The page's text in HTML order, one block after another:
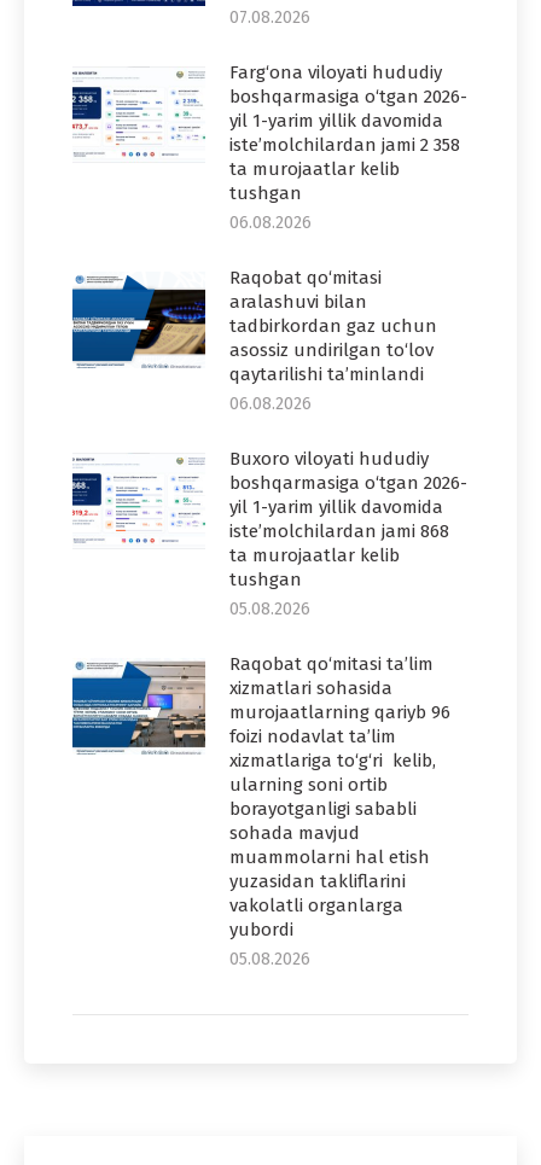
07.08.2026
Farg‘ona viloyati hududiy
boshqarmasiga o‘tgan 2026-
yil 1-yarim yillik davomida
iste’molchilardan jami 2 358
ta murojaatlar kelib
tushgan
06.08.2026
Raqobat qo‘mitasi
aralashuvi bilan
tadbirkordan gaz uchun
asossiz undirilgan to‘lov
qaytarilishi ta’minlandi
06.08.2026
Buxoro viloyati hududiy
boshqarmasiga o‘tgan 2026-
yil 1-yarim yillik davomida
iste’molchilardan jami 868
ta murojaatlar kelib
tushgan
05.08.2026
Raqobat qo‘mitasi ta’lim
xizmatlari sohasida
murojaatlarning qariyb 96
foizi nodavlat ta’lim
xizmatlariga to‘g‘ri kelib,
ularning soni ortib
borayotganligi sababli
sohada mavjud
muammolarni hal etish
yuzasidan takliflarini
vakolatli organlarga
yubordi
05.08.2026